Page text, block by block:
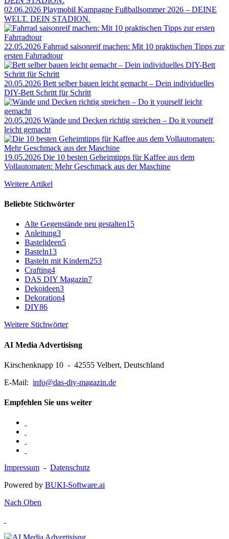
02.06.2026 Playmobil Kampagne Fußballsommer 2026 – DEINE
WELT. DEIN STADION.
22.05.2026 Fahrrad saisonreif machen: Mit 10 praktischen Tipps zur
ersten Fahrradtour
20.05.2026 Bett selber bauen leicht gemacht – Dein individuelles
DIY-Bett Schritt für Schritt
20.05.2026 Wände und Decken richtig streichen – Do it yourself
leicht gemacht
19.05.2026 Die 10 besten Geheimtipps für Kaffee aus dem
Vollautomaten: Mehr Geschmack aus der Maschine
Weitere Artikel
Beliebte Stichwörter
Alte Gegenstände neu gestalten15
Anleitung3
Bastelideen5
Basteln13
Basteln mit Kindern253
Crafting4
DAS DIY Magazin7
Dekoideen3
Dekoration4
DIY86
Weitere Stichwörter
AI Media Advertisisng
Kirschenknapp 10 - 42555 Velbert, Deutschland
E-Mail: info@das-diy-magazin.de
Empfehlen Sie uns weiter
Impressum - Datenschutz
Powered by BUKI-Software.ai
Nach Oben